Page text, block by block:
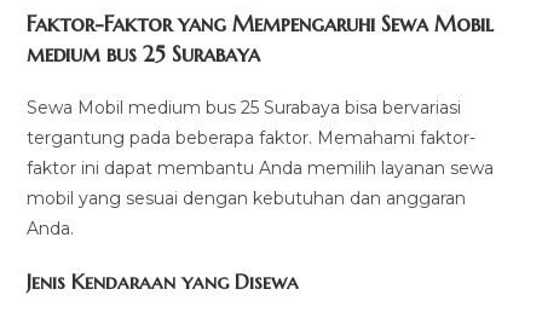
Faktor-Faktor yang Mempengaruhi Sewa Mobil
medium bus 25 Surabaya
Sewa Mobil medium bus 25 Surabaya bisa bervariasi
tergantung pada beberapa faktor. Memahami faktor-
faktor ini dapat membantu Anda memilih layanan sewa
mobil yang sesuai dengan kebutuhan dan anggaran
Anda.
Jenis Kendaraan yang Disewa